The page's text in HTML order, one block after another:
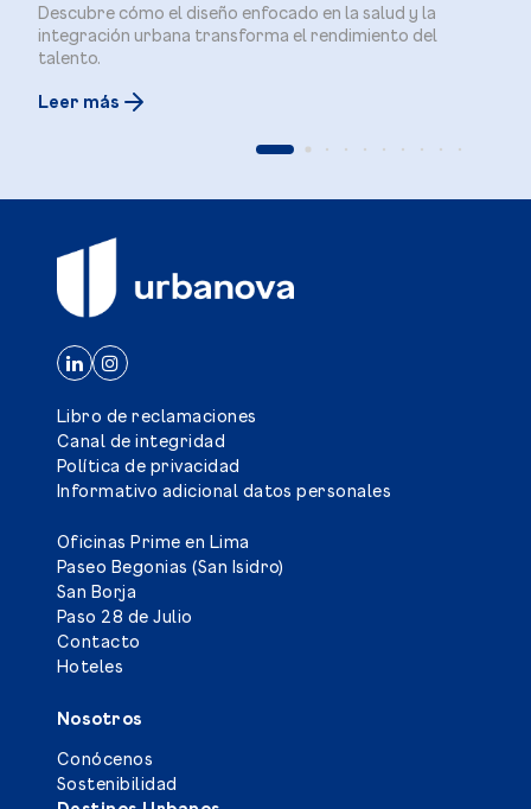
Descubre cómo el diseño enfocado en la salud y la
integración urbana transforma el rendimiento del
talento.
Leer más
Libro de reclamaciones
Canal de integridad
Política de privacidad
Informativo adicional datos personales
Oficinas Prime en Lima
Paseo Begonias (San Isidro)
San Borja
Paso 28 de Julio
Contacto
Hoteles
Nosotros
Conócenos
Sostenibilidad